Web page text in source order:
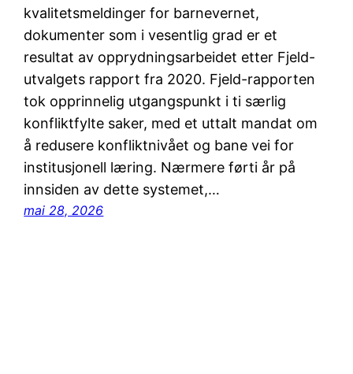
kvalitetsmeldinger for barnevernet,
dokumenter som i vesentlig grad er et
resultat av opprydningsarbeidet etter Fjeld-
utvalgets rapport fra 2020. Fjeld-rapporten
tok opprinnelig utgangspunkt i ti særlig
konfliktfylte saker, med et uttalt mandat om
å redusere konfliktnivået og bane vei for
institusjonell læring. Nærmere førti år på
innsiden av dette systemet,…
mai 28, 2026